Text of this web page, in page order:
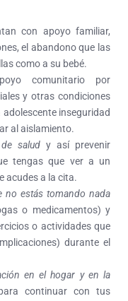
con apoyo familiar,
el abandono que las
como a su bebé.
comunitario por
y otras condiciones
adolescente inseguridad
al aislamiento.
salud y así prevenir
tengas que ver a un
acudes a la cita.
no estás tomando nada
o medicamentos) y
o actividades que
durante el
en el hogar y en la
continuar con tus